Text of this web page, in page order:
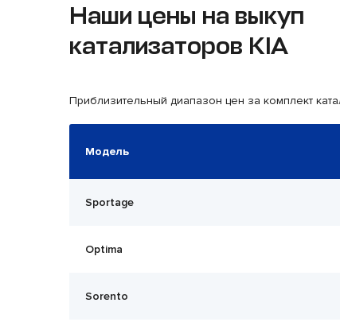
Наши цены на выкуп
катализаторов KIA
Приблизительный диапазон цен за комплект
Модель
Sportage
Optima
Sorento